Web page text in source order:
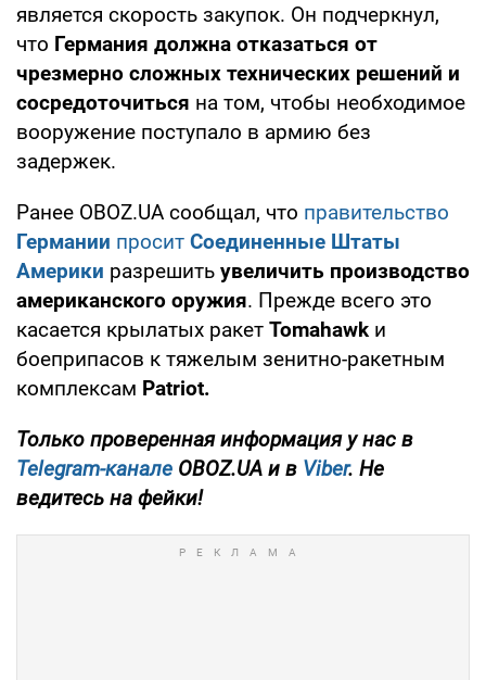
является скорость закупок. Он подчеркнул,
что Германия должна отказаться от
чрезмерно сложных технических решений и
сосредоточиться на том, чтобы необходимое
вооружение поступало в армию без
задержек.
Ранее OBOZ.UA сообщал, что правительство
Германии просит Соединенные Штаты
Америки разрешить увеличить производство
американского оружия. Прежде всего это
касается крылатых ракет Tomahawk и
боеприпасов к тяжелым зенитно-ракетным
комплексам Patriot.
Только проверенная информация у нас в
Telegram-канале OBOZ.UA и в Viber. Не
ведитесь на фейки!